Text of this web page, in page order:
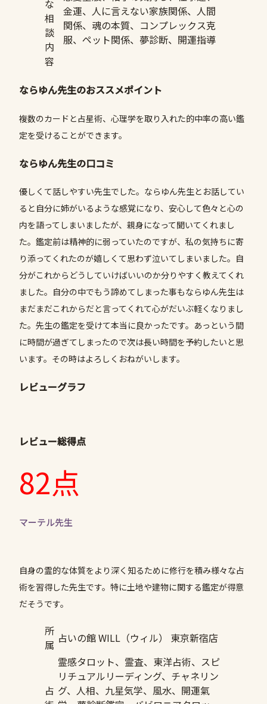
な
相
談
内
容
金運、人に言えない家族関係、人間
関係、魂の本質、コンプレックス克
服、ペット関係、夢診断、開運指導
ならゆん先生のおススメポイント
複数のカードと占星術、心理学を取り入れた的中率の高い鑑
定を受けることができます。
ならゆん先生の口コミ
優しくて話しやすい先生でした。ならゆん先生とお話してい
ると自分に姉がいるような感覚になり、安心して色々と心の
内を語ってしまいましたが、親身になって聞いてくれまし
た。鑑定前は精神的に弱っていたのですが、私の気持ちに寄
り添ってくれたのが嬉しくて思わず泣いてしまいました。自
分がこれからどうしていけばいいのか分りやすく教えてくれ
ました。自分の中でもう諦めてしまった事もならゆん先生は
まだまだこれからだと言ってくれて心がだいぶ軽くなりまし
た。先生の鑑定を受けて本当に良かったです。あっという間
に時間が過ぎてしまったので次は長い時間を予約したいと思
います。その時はよろしくおねがいします。
レビューグラフ
レビュー総得点
82点
マーテル先生
自身の霊的な体質をより深く知るために修行を積み様々な占
術を習得した先生です。特に土地や建物に関する鑑定が得意
だそうです。
所
属 占いの館 WILL（ウィル） 東京新宿店
占
霊感タロット、霊査、東洋占術、スピ
リチュアルリーディング、チャネリン
グ、人相、九星気学、風水、開運氣